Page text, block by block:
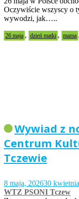
Oczywiście wszyscy o
wywodzi, jak…..
26 maja , dzień matki , mama ,
Wywiad z
Centrum
Tczewie
8 maja, 202630
WTZ PSONI Tczew